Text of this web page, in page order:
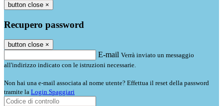
button close ×
Recupero password
button close ×
E-mail Verrà inviato un messaggio
all'indirizzo indicato con le istruzioni necessarie.
Non hai una e-mail associata al nome utente? Effettua il reset della password
tramite la Login Spaggiari